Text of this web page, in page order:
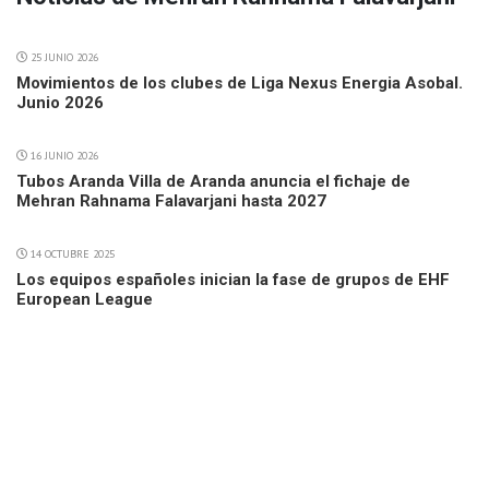
25 JUNIO 2026
Movimientos de los clubes de Liga Nexus Energia Asobal.
Junio 2026
16 JUNIO 2026
Tubos Aranda Villa de Aranda anuncia el fichaje de
Mehran Rahnama Falavarjani hasta 2027
14 OCTUBRE 2025
Los equipos españoles inician la fase de grupos de EHF
European League